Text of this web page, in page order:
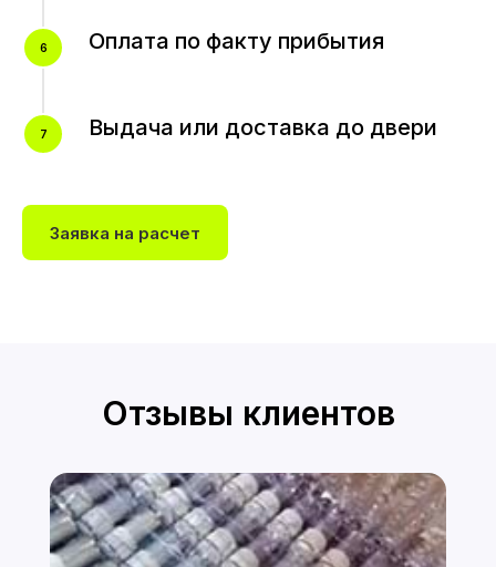
Оплата по факту прибытия
Выдача или доставка до двери
Заявка на расчет
Отзывы клиентов